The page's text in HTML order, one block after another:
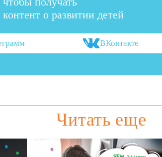
о развитии детей
ВКонтакте
Читать еще